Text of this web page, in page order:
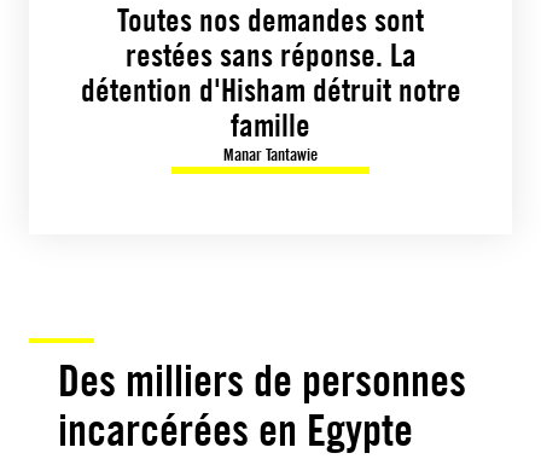
Toutes nos demandes sont
restées sans réponse. La
détention d'Hisham détruit notre
famille
Manar Tantawie
Des milliers de personnes
incarcérées en Egypte